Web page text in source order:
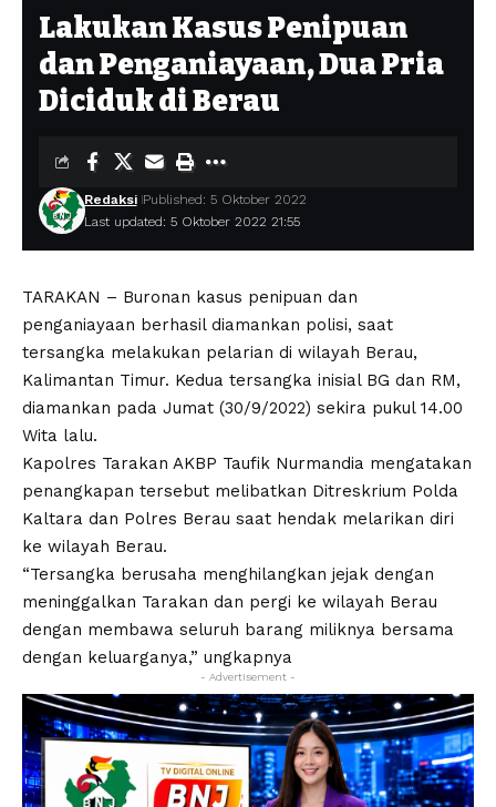
Lakukan Kasus Penipuan
dan Penganiayaan, Dua Pria
Diciduk di Berau
Last updated: 5 Oktober 2022 21:55
Redaksi Published: 5 Oktober 2022
TARAKAN – Buronan kasus penipuan dan
penganiayaan berhasil diamankan polisi, saat
tersangka melakukan pelarian di wilayah Berau,
Kalimantan Timur. Kedua tersangka inisial BG dan RM,
diamankan pada Jumat (30/9/2022) sekira pukul 14.00
Wita lalu.
Kapolres Tarakan AKBP Taufik Nurmandia mengatakan
penangkapan tersebut melibatkan Ditreskrium Polda
Kaltara dan Polres Berau saat hendak melarikan diri
ke wilayah Berau.
“Tersangka berusaha menghilangkan jejak dengan
meninggalkan Tarakan dan pergi ke wilayah Berau
dengan membawa seluruh barang miliknya bersama
dengan keluarganya,” ungkapnya
- Advertisement -